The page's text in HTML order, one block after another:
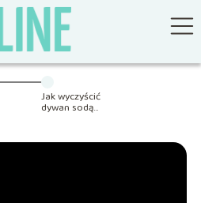
Jak wyczyścić
dywan sodą